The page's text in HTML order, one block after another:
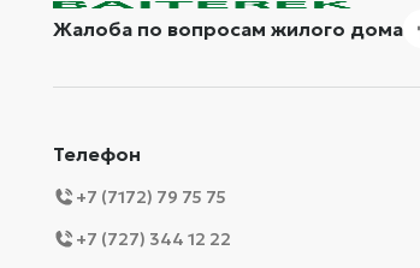
Жалоба по вопросам жилого дома
Телефон
+7 (7172) 79 75 75
+7 (727) 344 12 22